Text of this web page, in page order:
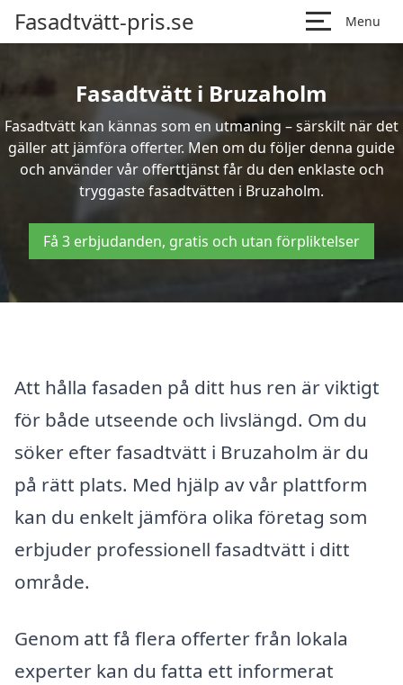
Fasadtvätt-pris.se Menu
Fasadtvätt i Bruzaholm
Fasadtvätt kan kännas som en utmaning – särskilt när det
gäller att jämföra offerter. Men om du följer denna guide
och använder vår offerttjänst får du den enklaste och
tryggaste fasadtvätten i Bruzaholm.
Få 3 erbjudanden, gratis och utan förpliktelser
Att hålla fasaden på ditt hus ren är viktigt
för både utseende och livslängd. Om du
söker efter fasadtvätt i Bruzaholm är du
på rätt plats. Med hjälp av vår plattform
kan du enkelt jämföra olika företag som
erbjuder professionell fasadtvätt i ditt
område.
Genom att få flera offerter från lokala
experter kan du fatta ett informerat